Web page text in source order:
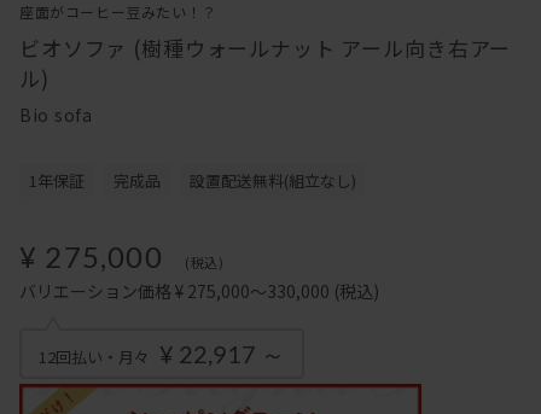
座面がコーヒー豆みたい！？
ビオソファ (樹種ウォールナット アール向き右アー
ル)
Bio sofa
1年保証 完成品 設置配送無料(組立なし)
¥ 275,000 (税込)
バリエーション価格 ¥ 275,000～330,000 (税込)
12回払い・月々 ¥ 22,917 ～